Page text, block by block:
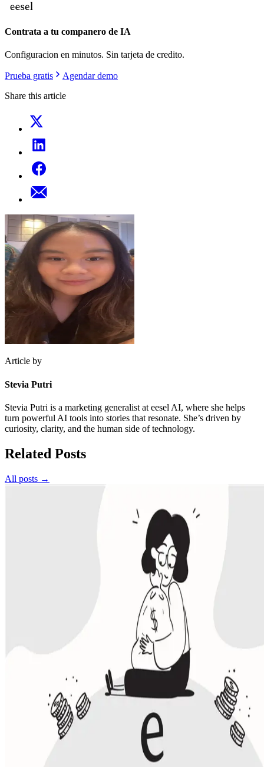
Contrata a tu companero de IA
Configuracion en minutos. Sin tarjeta de credito.
Prueba gratis
Agendar demo
Share this article
Article by
Stevia Putri
Stevia Putri is a marketing generalist at eesel AI, where she helps
turn powerful AI tools into stories that resonate. She’s driven by
curiosity, clarity, and the human side of technology.
Related Posts
All posts →